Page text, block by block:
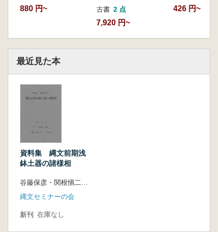
880 円~ 古書 2 点
7,920 円~
426 円~
最近見た本
資料集 縄文前期浅
鉢土器の諸様相
縄文セミナーの会
新刊 在庫なし